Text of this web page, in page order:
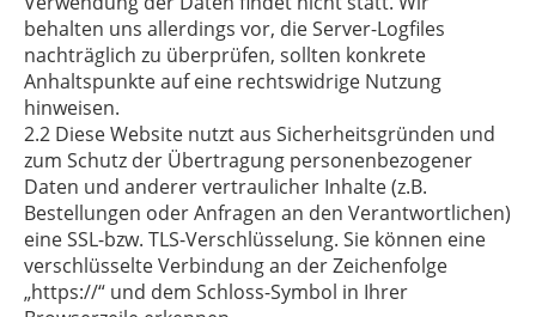
behalten uns allerdings vor, die Server-Logfiles
nachträglich zu überprüfen, sollten konkrete
Anhaltspunkte auf eine rechtswidrige Nutzung
hinweisen.
2.2 Diese Website nutzt aus Sicherheitsgründen und
zum Schutz der Übertragung personenbezogener
Daten und anderer vertraulicher Inhalte (z.B.
Bestellungen oder Anfragen an den Verantwortlichen)
eine SSL-bzw. TLS-Verschlüsselung. Sie können eine
verschlüsselte Verbindung an der Zeichenfolge
„https://“ und dem Schloss-Symbol in Ihrer